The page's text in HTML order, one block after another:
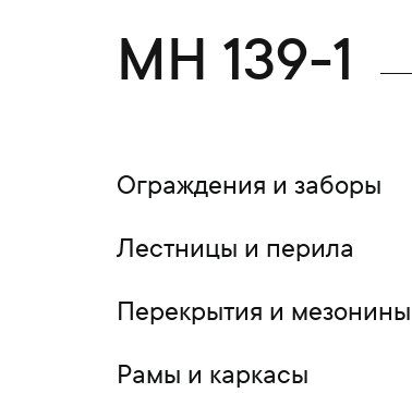
МН 139-1
Ограждения и заборы
Лестницы и перила
Перекрытия и мезонины
Рамы и каркасы